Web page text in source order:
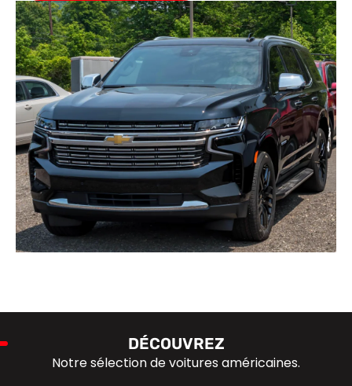
DÉCOUVREZ
Notre sélection de voitures américaines.